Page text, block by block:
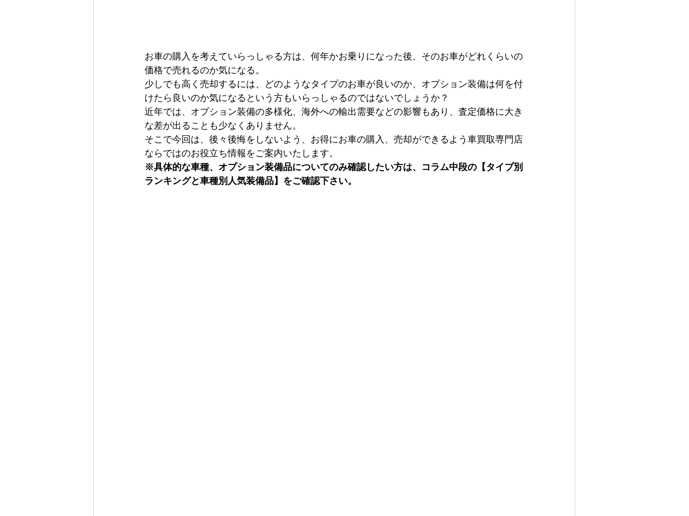
お車の購入を考えていらっしゃる方は、何年かお乗りになった後、そのお車がどれくらいの
価格で売れるのか気になる。
少しでも高く売却するには、どのようなタイプのお車が良いのか、オプション装備は何を付
けたら良いのか気になるという方もいらっしゃるのではないでしょうか？
近年では、オプション装備の多様化、海外への輸出需要などの影響もあり、査定価格に大き
な差が出ることも少なくありません。
そこで今回は、後々後悔をしないよう、お得にお車の購入、売却ができるよう車買取専門店
ならではのお役立ち情報をご案内いたします。
※具体的な車種、オプション装備品についてのみ確認したい方は、コラム中段の【タイプ別
ランキングと車種別人気装備品】をご確認下さい。